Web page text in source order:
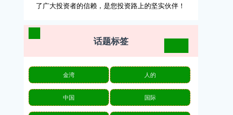
了广大投资者的信赖，是您投资路上的坚实伙伴！
话题标签
金湾 人的
中国 国际